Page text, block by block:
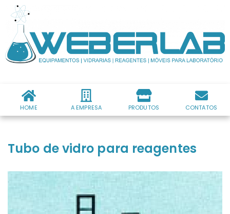
HOME A EMPRESA PRODUTOS CONTATOS
Tubo de vidro para reagentes